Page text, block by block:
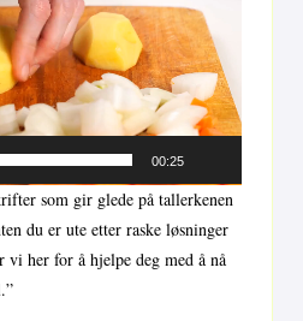
00:25
som gir glede på tallerkenen
du er ute etter raske løsninger
her for å hjelpe deg med å nå